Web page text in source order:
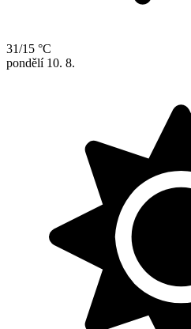
31/15 °C
pondělí 10. 8.